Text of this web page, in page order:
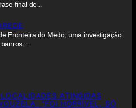
final de…
Fronteira do Medo, uma investigação
bairros…
ATINGIDAS
“FOI HORRÍVEL, SÓ